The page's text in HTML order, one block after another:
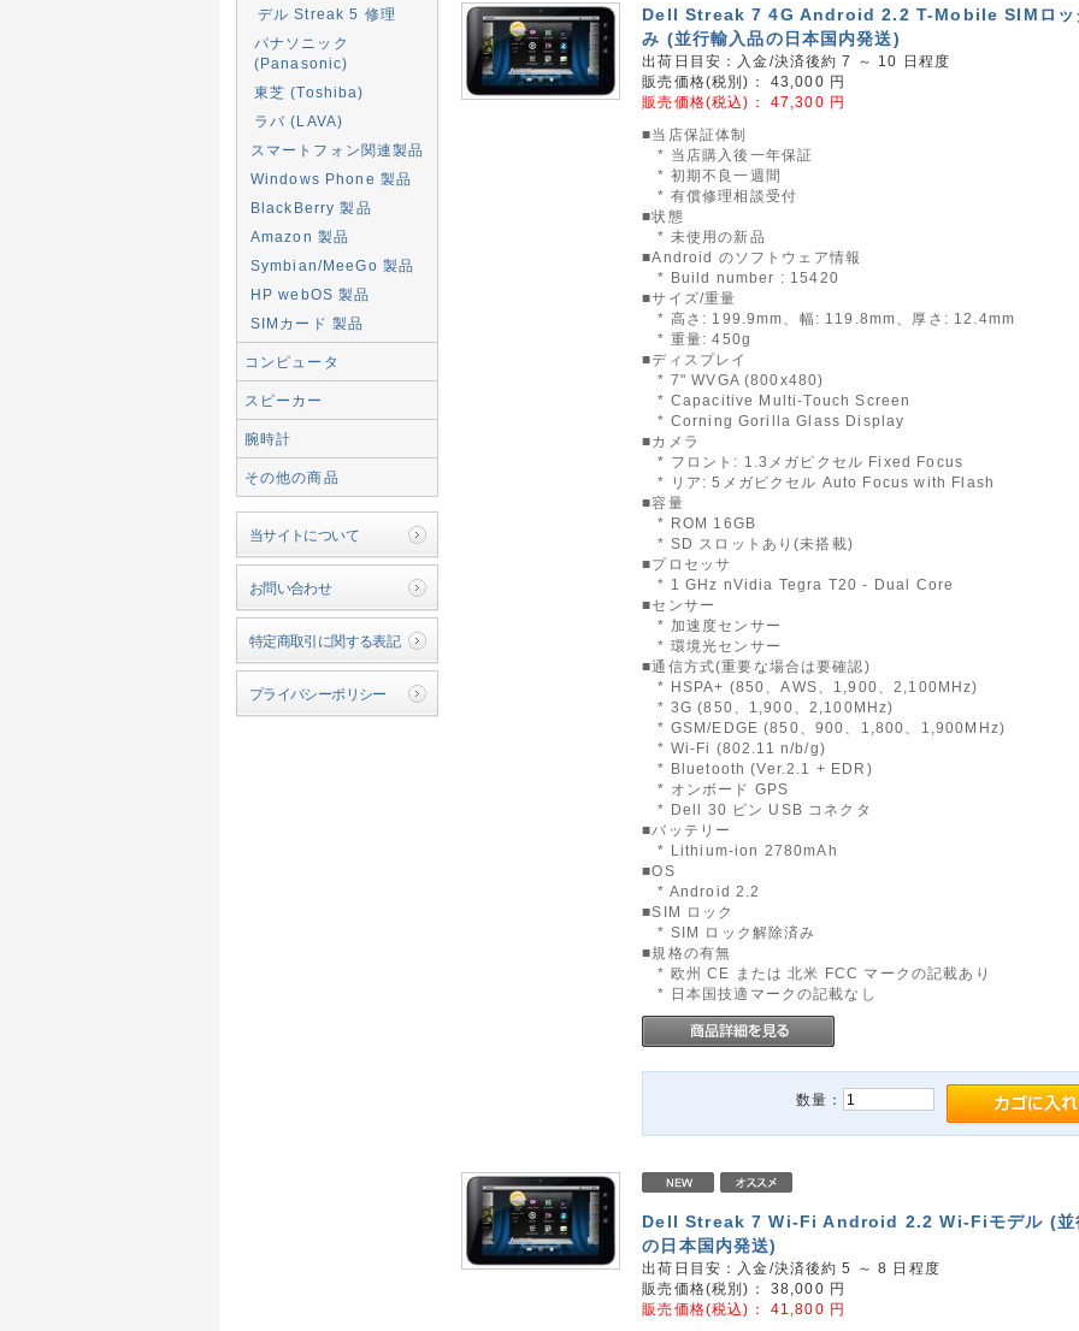
デル Streak 5 修理
パナソニック
(Panasonic)
東芝 (Toshiba)
ラバ (LAVA)
スマートフォン関連製品
Windows Phone 製品
BlackBerry 製品
Amazon 製品
Symbian/MeeGo 製品
HP webOS 製品
SIMカード 製品
コンピュータ
スピーカー
腕時計
その他の商品
当サイトについて
お問い合わせ
特定商取引に関する表記
プライバシーポリシー
Dell Streak 7 4G Android 2.2 T-Mobile SIMロッ
み (並行輸入品の日本国内発送)
出荷日目安：入金/決済後約 7 ～ 10 日程度
販売価格(税別)： 43,000 円
販売価格(税込)： 47,300 円
■当店保証体制
* 当店購入後一年保証
* 初期不良一週間
* 有償修理相談受付
■状態
* 未使用の新品
■Android のソフトウェア情報
* Build number : 15420
■サイズ/重量
* 高さ: 199.9mm、幅: 119.8mm、厚さ: 12.4mm
* 重量: 450g
■ディスプレイ
* 7" WVGA (800x480)
* Capacitive Multi-Touch Screen
* Corning Gorilla Glass Display
■カメラ
* フロント: 1.3メガピクセル Fixed Focus
* リア: 5メガピクセル Auto Focus with Flash
■容量
* ROM 16GB
* SD スロットあり(未搭載)
■プロセッサ
* 1 GHz nVidia Tegra T20 - Dual Core
■センサー
* 加速度センサー
* 環境光センサー
■通信方式(重要な場合は要確認)
* HSPA+ (850、AWS、1,900、2,100MHz)
* 3G (850、1,900、2,100MHz)
* GSM/EDGE (850、900、1,800、1,900MHz)
* Wi-Fi (802.11 n/b/g)
* Bluetooth (Ver.2.1 + EDR)
* オンボード GPS
* Dell 30 ピン USB コネクタ
■バッテリー
* Lithium-ion 2780mAh
■OS
* Android 2.2
■SIM ロック
* SIM ロック解除済み
■規格の有無
* 欧州 CE または 北米 FCC マークの記載あり
* 日本国技適マークの記載なし
数量：
Dell Streak 7 Wi-Fi Android 2.2 Wi-Fiモデル (並
の日本国内発送)
出荷日目安：入金/決済後約 5 ～ 8 日程度
販売価格(税別)： 38,000 円
販売価格(税込)： 41,800 円